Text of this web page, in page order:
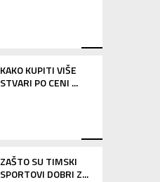
KAKO KUPITI VIŠE
STVARI PO CENI ...
ZAŠTO SU TIMSKI
SPORTOVI DOBRI Z...